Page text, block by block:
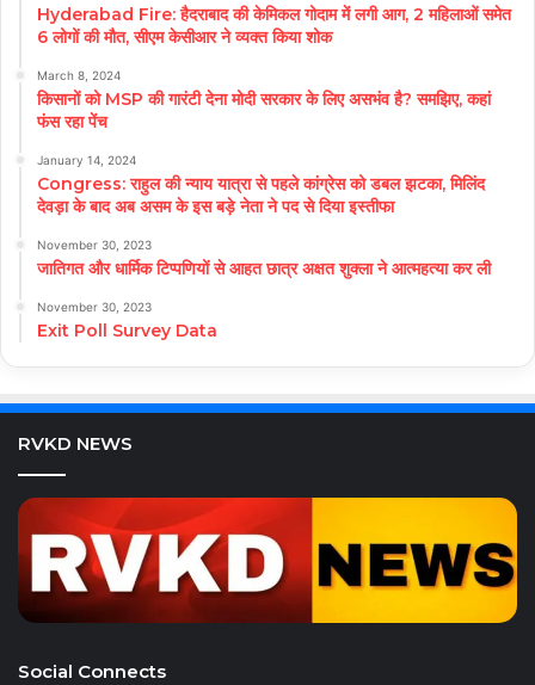
Hyderabad Fire: हैदराबाद की केमिकल गोदाम में लगी आग, 2 महिलाओं समेत
6 लोगों की मौत, सीएम केसीआर ने व्यक्त किया शोक
March 8, 2024
किसानों को MSP की गारंटी देना मोदी सरकार के लिए असभंव है? समझिए, कहां
फंस रहा पेंच
January 14, 2024
Congress: राहुल की न्याय यात्रा से पहले कांग्रेस को डबल झटका, मिलिंद
देवड़ा के बाद अब असम के इस बड़े नेता ने पद से दिया इस्तीफा
November 30, 2023
जातिगत और धार्मिक टिप्पणियों से आहत छात्र अक्षत शुक्ला ने आत्महत्या कर ली
November 30, 2023
Exit Poll Survey Data
RVKD NEWS
Social Connects